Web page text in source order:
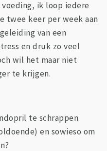
ik loop iedere
twee keer per week aan
van een
en druk zo veel
wil het maar niet
te krijgen.
te schrappen
en sowieso om